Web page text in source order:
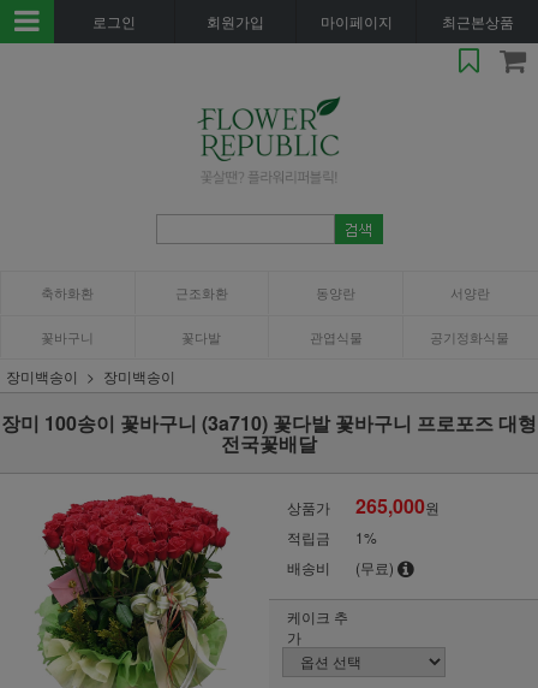
로그인 회원가입 마이페이지 최근본상품
축하화환 근조화환 동양란 서양란
꽃바구니 꽃다발 관엽식물 공기정화식물
장미백송이 장미백송이
장미 100송이 꽃바구니 (3a710) 꽃다발 꽃바구니 프로포즈 대형
전국꽃배달
상품가 265,000원
적립금
1%
배송비
(무료)
케이크 추
가